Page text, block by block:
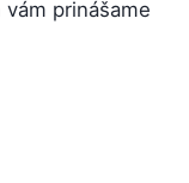
prinášame